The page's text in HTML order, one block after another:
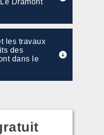
Dramont
les travaux
des
dans le